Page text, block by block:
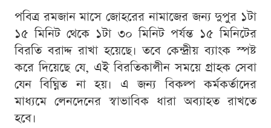
পবিত্র রমজান মাসে জোহরের নামাজের জন্য দুপুর ১টা
১৫ মিনিট থেকে ১টা ৩০ মিনিট পর্যন্ত ১৫ মিনিটের
বিরতি বরাদ্দ রাখা হয়েছে। তবে কেন্দ্রীয় ব্যাংক স্পষ্ট
করে দিয়েছে যে, এই বিরতিকালীন সময়ে গ্রাহক সেবা
যেন বিঘ্নিত না হয়। এ জন্য বিকল্প কর্মকর্তাদের
মাধ্যমে লেনদেনের স্বাভাবিক ধারা অব্যাহত রাখতে
হবে।